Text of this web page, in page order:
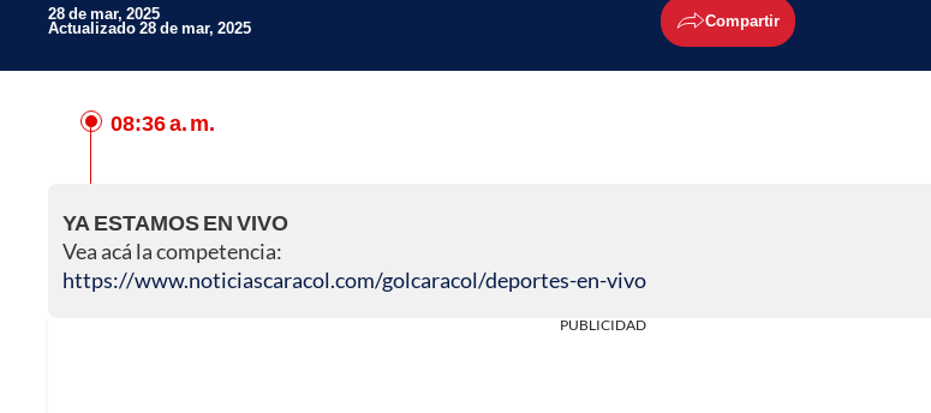
28 de mar, 2025
Actualizado 28 de mar, 2025 Compartir
08:36 a. m.
YA ESTAMOS EN VIVO
Vea acá la competencia:
https://www.noticiascaracol.com/golcaracol/deportes-en-vivo
PUBLICIDAD